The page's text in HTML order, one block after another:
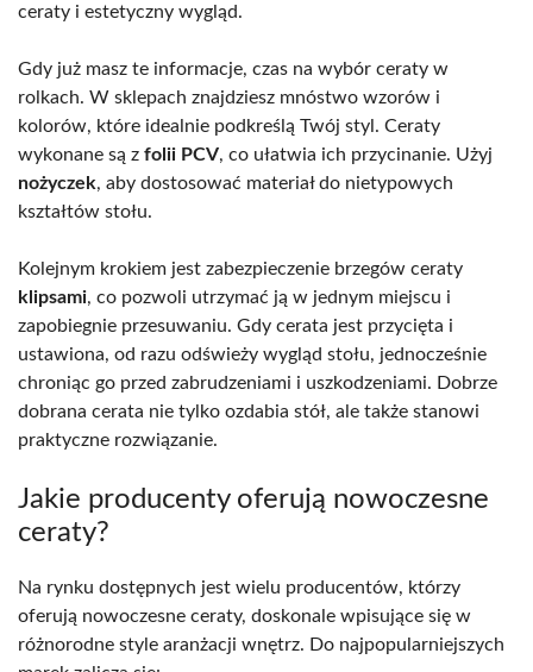
ceraty i estetyczny wygląd.
Gdy już masz te informacje, czas na wybór ceraty w
rolkach. W sklepach znajdziesz mnóstwo wzorów i
kolorów, które idealnie podkreślą Twój styl. Ceraty
wykonane są z folii PCV, co ułatwia ich przycinanie. Użyj
nożyczek, aby dostosować materiał do nietypowych
kształtów stołu.
Kolejnym krokiem jest zabezpieczenie brzegów ceraty
klipsami, co pozwoli utrzymać ją w jednym miejscu i
zapobiegnie przesuwaniu. Gdy cerata jest przycięta i
ustawiona, od razu odświeży wygląd stołu, jednocześnie
chroniąc go przed zabrudzeniami i uszkodzeniami. Dobrze
dobrana cerata nie tylko ozdabia stół, ale także stanowi
praktyczne rozwiązanie.
Jakie producenty oferują nowoczesne
ceraty?
Na rynku dostępnych jest wielu producentów, którzy
oferują nowoczesne ceraty, doskonale wpisujące się w
różnorodne style aranżacji wnętrz. Do najpopularniejszych